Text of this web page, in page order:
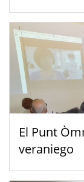
El Punt
veraniego